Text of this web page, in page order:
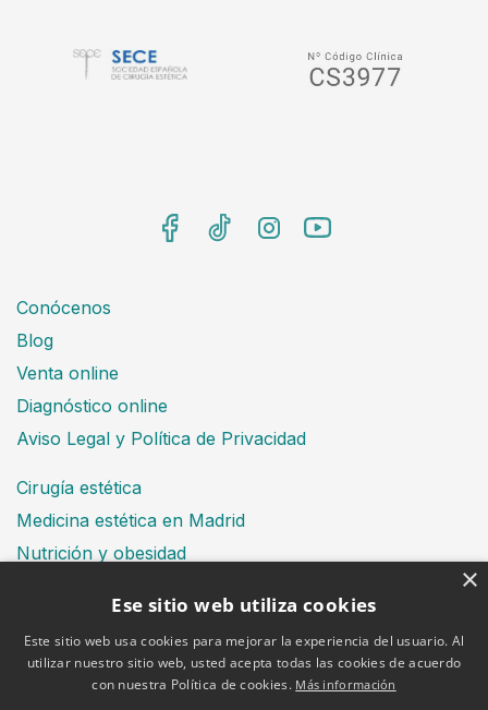
Conócenos
Blog
Venta online
Diagnóstico online
Aviso Legal y Política de Privacidad
Cirugía estética
Medicina estética en Madrid
Nutrición y obesidad
Financiación
×
Ese sitio web utiliza cookies
Este sitio web usa cookies para mejorar la experiencia del usuario. Al
utilizar nuestro sitio web, usted acepta todas las cookies de acuerdo
con nuestra Política de cookies. Más información